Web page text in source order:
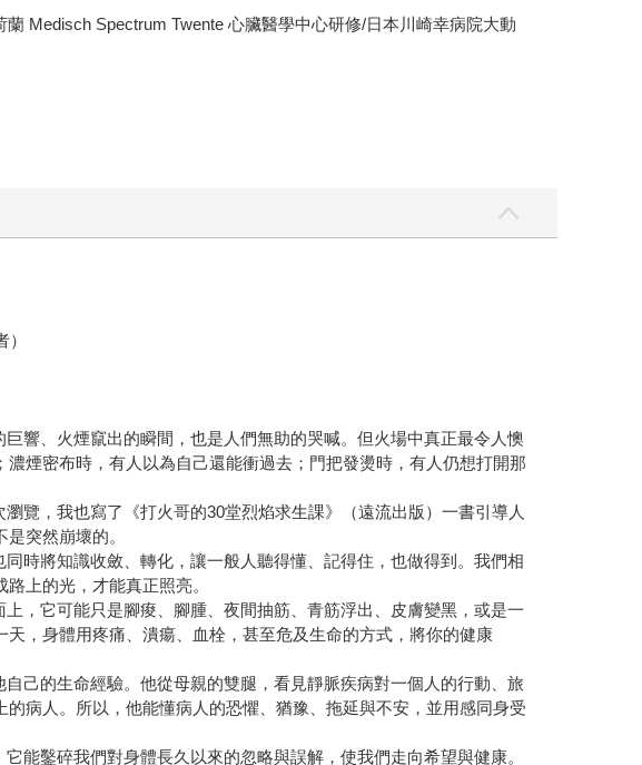
Medisch Spectrum Twente 心臟醫學中心研修/日本川崎幸病院大動
、火煙竄出的瞬間，也是人們無助的哭喊。但火場中真正最令人懊
煙密布時，有人以為自己還能衝過去；門把發燙時，有人仍想打開那
，我也寫了《打火哥的30堂烈焰求生課》（遠流出版）一書引導人
突然崩壞的。
將知識收斂、轉化，讓一般人聽得懂、記得住，也做得到。我們相
上的光，才能真正照亮。
它可能只是腳痠、腳腫、夜間抽筋、青筋浮出、皮膚變黑，或是一
，身體用疼痛、潰瘍、血栓，甚至危及生命的方式，將你的健康
的生命經驗。他從母親的雙腿，看見靜脈疾病對一個人的行動、旅
病人。所以，他能懂病人的恐懼、猶豫、拖延與不安，並用感同身受
鑿碎我們對身體長久以來的忽略與誤解，使我們走向希望與健康。